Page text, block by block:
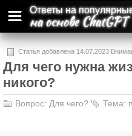
Ответы на
на основе ChatGPT
Статья добавлена 14.07.2023
и может содержать ошибки и
Для чего нужна
никого?
Вопрос: Для чего? Тема: